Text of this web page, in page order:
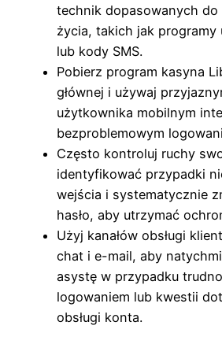
technik dopasowanych do
życia, takich jak programy
lub kody SMS.
Pobierz program kasyna
głównej i używaj
użytkownika mobilnym
bezproblemowym
Często kontroluj ruchy
identyfikować przypadki
wejścia i systematycznie
hasło, aby utrzymać
Użyj kanałów obsługi
chat i e-mail, aby
asystę w przypadku
logowaniem lub kwestii
obsługi konta.